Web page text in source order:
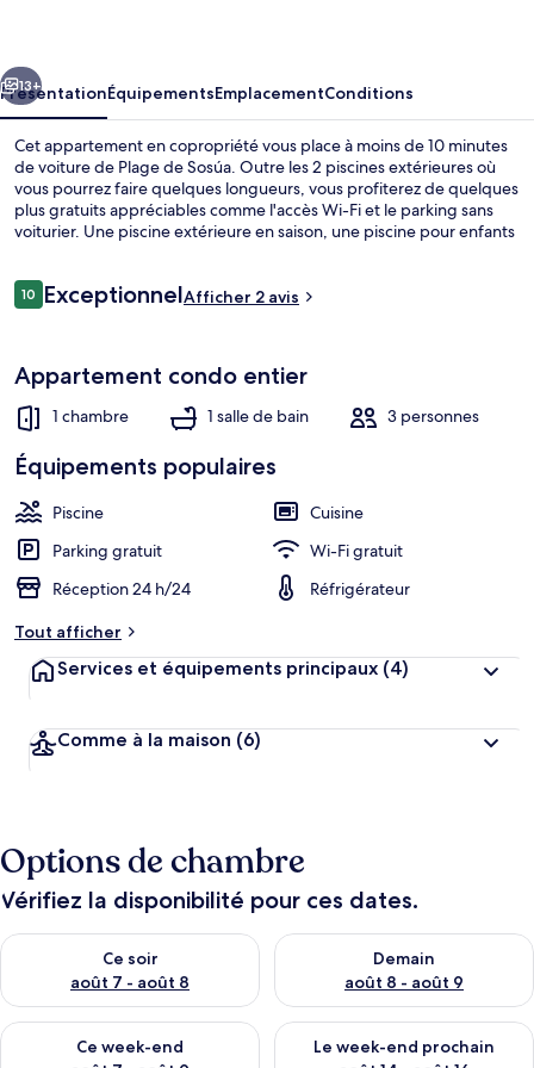
Suivant
13+
PrésentationÉquipementsEmplacementConditions
Cet appartement en copropriété vous place à moins de 10 minutes
de voiture de Plage de Sosúa. Outre les 2 piscines extérieures où
vous pourrez faire quelques longueurs, vous profiterez de quelques
plus gratuits appréciables comme l'accès Wi-Fi et le parking sans
voiturier. Une piscine extérieure en saison, une piscine pour enfants
Avis
voyageurs
1010 sur 10
ExceptionnelAfficher 2 avis
Appartement condo entier
1 chambre 1 salle de bain 3 personnes
Équipements populaires
Piscine
Cuisine
Parking gratuit
Wi-Fi gratuit
Réception 24 h/24
Réfrigérateur
Tout afficher
Services et équipements principaux (4)
Comme à la maison (6)
Options de chambre
Vérifiez la disponibilité pour ces dates.
Ce soir
août 7 - août 8
Vérifier la disponibilité pour ce soir août 7 - août 8
Demain
août 8 - août 9
Vérifier la disponibilité pour
Ce week-end
Vérifier la disponibilité pour ce week-end août 7 - août 9
Le week-end prochain
Vérifier la disponibilité pour